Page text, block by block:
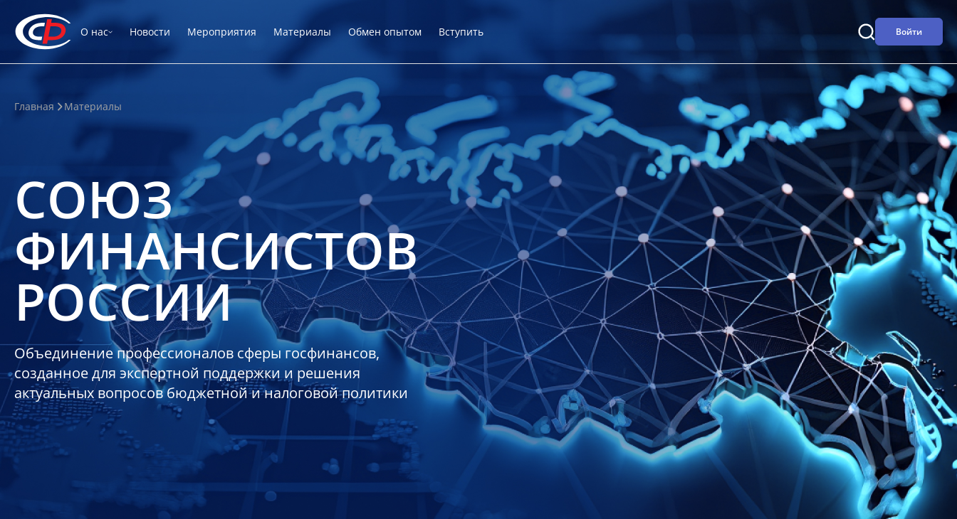
О нас Новости Мероприятия Материалы Обмен опытом Вступить Войти
Главная Материалы
СОЮЗ
ФИНАНСИСТОВ
РОССИИ
Объединение профессионалов сферы госфинансов,
созданное для экспертной поддержки и решения
актуальных вопросов бюджетной и налоговой политики